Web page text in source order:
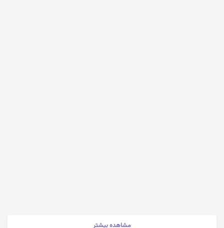
مشاهده بیشتر